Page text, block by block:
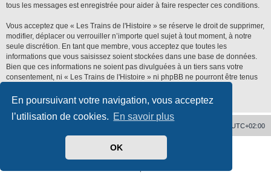
En poursuivant votre navigation, vous acceptez
l’utilisation de cookies. En savoir plus
OK
tous les messages est enregistrée pour aider à faire respecter ces conditions.
Vous acceptez que « Les Trains de l'Histoire » se réserve le droit de supprimer,
modifier, déplacer ou verrouiller n’importe quel sujet à tout moment, à notre
seule discrétion. En tant que membre, vous acceptez que toutes les
informations que vous saisissez soient stockées dans une base de données.
Bien que ces informations ne soient pas divulguées à un tiers sans votre
consentement, ni « Les Trains de l'Histoire » ni phpBB ne pourront être tenus
compromission des données.
UTC+02:00
phpBB ® Forum Software © phpBB Limited
phpBB-fr.com